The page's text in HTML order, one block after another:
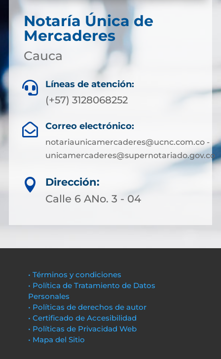
Notaría Única de
Mercaderes
Cauca
 Líneas de atención:
(+57) 3128068252
 Correo electrónico:
notariaunicamercaderes@ucnc.com.co -
unicamercaderes@supernotariado.gov.co

Dirección:
Calle 6 ANo. 3 - 04
• Términos y condiciones
• Política de Tratamiento de Datos
Personales
• Políticas de derechos de autor
• Certificado de Accesibilidad
• Políticas de Privacidad Web
• Mapa del Sitio